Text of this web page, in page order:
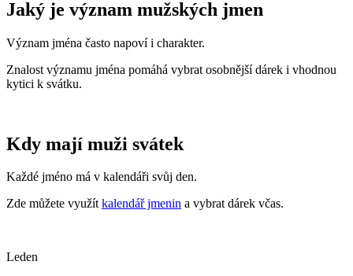
Jaký je význam mužských jmen
Význam jména často napoví i charakter.
Znalost významu jména pomáhá vybrat osobnější dárek i vhodnou
kytici k svátku.
Kdy mají muži svátek
Každé jméno má v kalendáři svůj den.
Zde můžete využítkalendář jmenin a vybrat dárek včas.
leden